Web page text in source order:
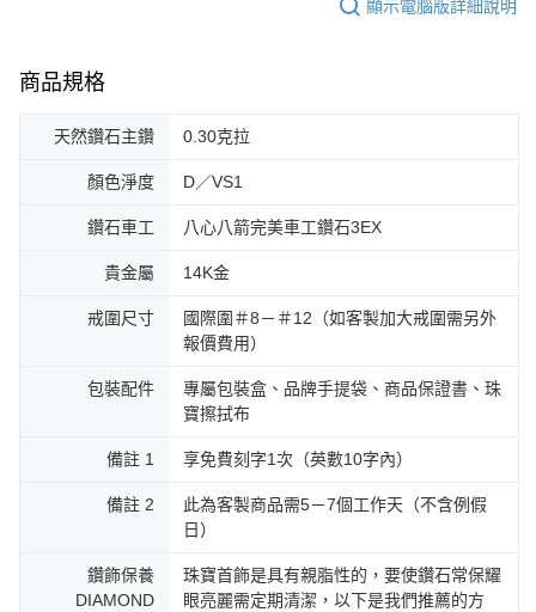
顯示電腦版詳細說明
商品規格
天然鑽石主鑽 0.30克拉
顏色淨度 D／VS1
鑽石車工 八心八箭完美車工鑽石3EX
貴金屬 14K金
戒圍尺寸
國際圍＃8－＃12（如客製加大戒圍需另外
報價費用）
包裝配件
專屬包裝盒、品牌手提袋、商品保證書、珠
寶擦拭布
備註 1 享免費刻字1次（英數10字內）
備註 2
此為客製商品需5－7個工作天（不含例假
日）
鑽飾保養
DIAMOND
珠寶首飾是具有親脂性的，要使鑽石常保耀
眼亮麗需定期清潔，以下是我們推薦的方